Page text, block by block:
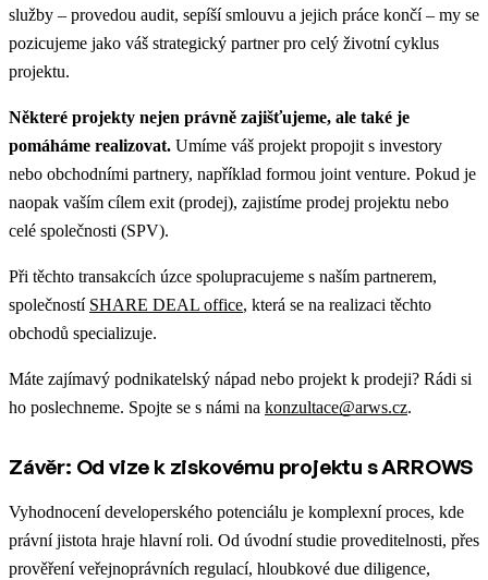
služby – provedou audit, sepíší smlouvu a jejich práce končí – my se
pozicujeme jako váš strategický partner pro celý životní cyklus
projektu.
Některé projekty nejen právně zajišťujeme, ale také je
pomáháme realizovat. Umíme váš projekt propojit s investory
nebo obchodními partnery, například formou joint venture. Pokud je
naopak vaším cílem exit (prodej), zajistíme prodej projektu nebo
celé společnosti (SPV).
Při těchto transakcích úzce spolupracujeme s naším partnerem,
společností SHARE DEAL office, která se na realizaci těchto
obchodů specializuje.
Máte zajímavý podnikatelský nápad nebo projekt k prodeji? Rádi si
ho poslechneme. Spojte se s námi na konzultace@arws.cz.
Závěr: Od vize k ziskovému projektu s ARROWS
Vyhodnocení developerského potenciálu je komplexní proces, kde
právní jistota hraje hlavní roli. Od úvodní studie proveditelnosti, přes
prověření veřejnoprávních regulací, hloubkové due diligence,